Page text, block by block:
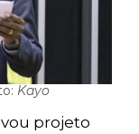
Kayo
projeto